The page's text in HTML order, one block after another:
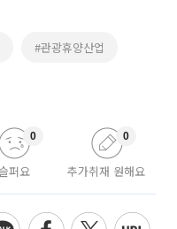
#관광휴양산업
퍼요
0
추가취재 원해요
0